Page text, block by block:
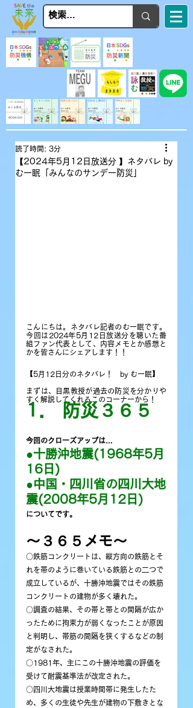
【2024年5月12日放送分 】ネタバレ by
むー眠「みんなのサンデー防災」
読了時間: 3分
こんにちは。ネタバレ記者のむー眠です。
今回は2024年5月12日放送分を聴いた番
組ファン代表として、内容メモとか感想と
かを皆さんにシェアします！
！
【5月12日分のネタバレ！　by むー眠】
まずは、目黒教授が過去の防災を分かりや
すく解説してくれるこのコーナーから！
1． 防災３６５
今回のクローズアップは…
●十勝沖地震(1968年5月
16日)
●中国・四川省の四川大地
震(2008年5月12日)
についてです。
〜３６５メモ〜
○鉄筋コンクリートは、縦方向の鉄筋とそ
れを帯のように巻いている鉄筋との二つで
成立しているが、十勝沖地震ではその鉄筋
コンクリートの建物が多く壊れた。
○調査の結果、その帯と帯との間隔が広か
ったために拘束力が弱くなったことが原因
と判明し、帯筋の間隔を狭くするなどの制
定がなされた。
○1981年、主にこの十勝沖地震の評価を
受けて耐震基準法が改定された。
○四川大地震は授業時間帯に発生したた
め、多くの生徒や先生が建物の下敷きとな